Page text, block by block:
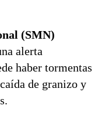
(SMN)
alerta
haber tormentas
de granizo y